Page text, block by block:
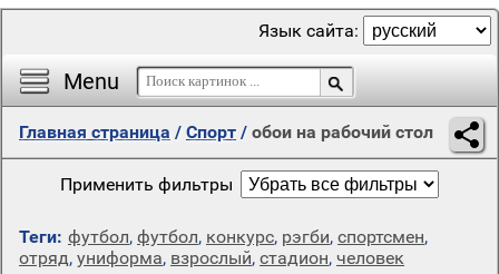
Menu
Язык сайта:
Главная страница / Спорт / обои на рабочий стол
Применить фильтры
Теги: футбол, футбол, конкурс, рэгби, спортсмен,
отряд, униформа, взрослый, стадион, человек